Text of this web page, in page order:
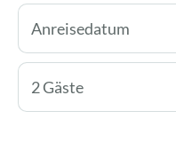
2 Gäste